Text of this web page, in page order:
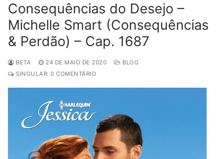
Consequências do Desejo –
Michelle Smart (Consequências
& Perdão) – Cap. 1687
BETA 24 DE MAIO DE 2020
BLOG
SINGULAR: 0 COMENTÁRIO